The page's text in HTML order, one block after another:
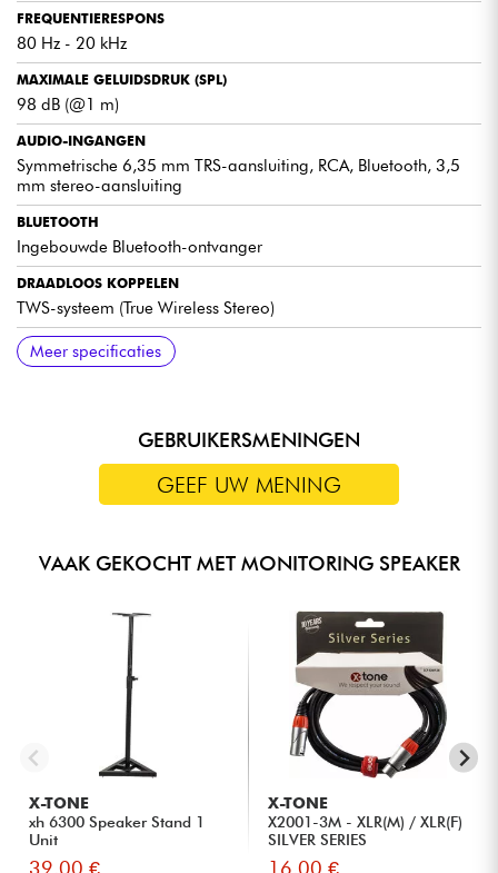
FREQUENTIERESPONS
80 Hz - 20 kHz
MAXIMALE GELUIDSDRUK (SPL)
98 dB (@1 m)
AUDIO-INGANGEN
Symmetrische 6,35 mm TRS-aansluiting, RCA, Bluetooth, 3,5
mm stereo-aansluiting
BLUETOOTH
Ingebouwde Bluetooth-ontvanger
DRAADLOOS KOPPELEN
TWS-systeem (True Wireless Stereo)
UITGANGEN
Speaker OUT (actieve luidspreker)
INSTELLINGEN
Bas- en treble-regeling ±6dB
BEDIENING
AAN/UIT-knop en ingangskeuzeschakelaar
MEEGELEVERDE ACCESSOIRES
2 aansluitkabels en een netsnoer
AFMETINGEN (PER LUIDSPREKER)
210 x 140,5 x 164 mm
GEWICHT
3,1 kg (totaal)
Meer specificaties
GEBRUIKERSMENINGEN
GEEF UW MENING
VAAK GEKOCHT MET MONITORING SPEAKER
X-TONE
xh 6300 Speaker Stand 1
Unit
39.00 €
X-TONE
X2001-3M - XLR(M) / XLR(F)
SILVER SERIES
16.00 €